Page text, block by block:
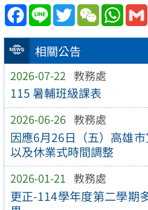
相關公告
2026-07-22 教務處
115 暑輔班級課表
2026-06-26 教務處
因應6月26日（五）高雄
以及休業式時間調整
2026-01-21 教務處
更正-114學年度第二學期
Facebook
Line TwitterWeChat